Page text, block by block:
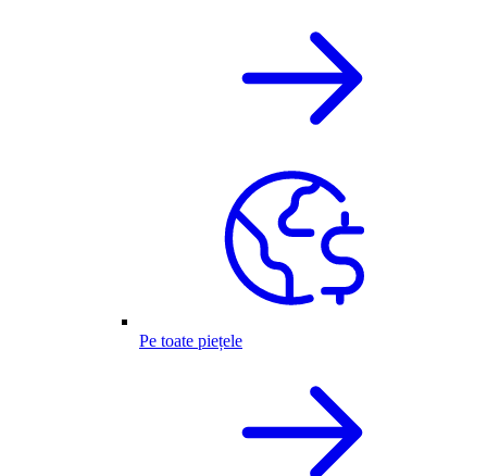
Pe toate piețele